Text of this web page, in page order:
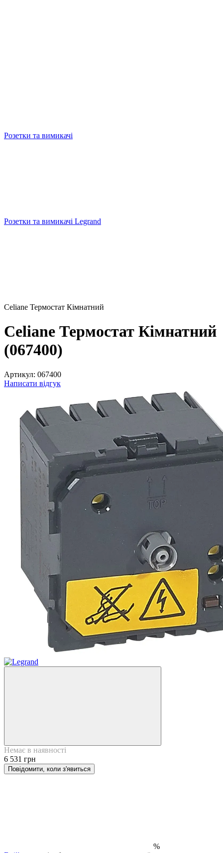
Розетки та вимикачі
Розетки та вимикачі Legrand
Celiane Термостат Кімнатний
Celiane Термостат Кімнатний
(067400)
Артикул: 067400
Написати відгук
Немає в наявності
6 531 грн
Повідомити, коли з'явиться
%